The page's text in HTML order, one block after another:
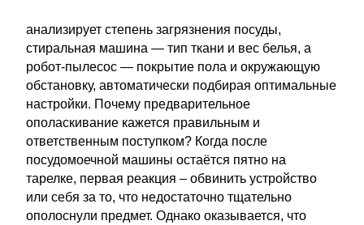
анализирует степень загрязнения посуды,
стиральная машина — тип ткани и вес белья, а
робот-пылесос — покрытие пола и окружающую
обстановку, автоматически подбирая оптимальные
настройки. Почему предварительное
ополаскивание кажется правильным и
ответственным поступком? Когда после
посудомоечной машины остаётся пятно на
тарелке, первая реакция – обвинить устройство
или себя за то, что недостаточно тщательно
ополоснули предмет. Однако оказывается, что